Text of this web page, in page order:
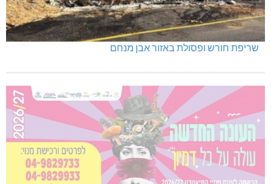
שריפת חורש ופסולת באזור אבן מנחם